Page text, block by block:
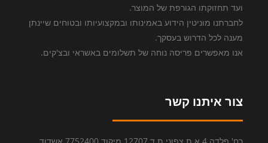
ועד תחזוקתו הגורפת של המוצר.
לחברתנו מוניטין הידוע באמינותו ובמקצועיותו ובטוחים שיינתן
מענה לכל הדרוש בעסקך.
אנו מאפשרים פריסה נוחה של תשלומים באשראי ובצ'קים.
צור איתנו קשר